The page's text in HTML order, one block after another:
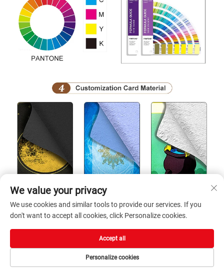
We value your privacy
We use cookies and similar tools to provide our services. If you
don't want to accept all cookies, click Personalize cookies.
Personalize cookies
Accept all